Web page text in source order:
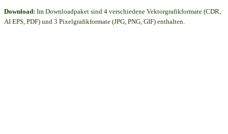
Download: Im Downloadpaket sind 4 verschiedene Vektorgrafikformate (CDR,
AI EPS, PDF) und 3 Pixelgrafikformate (JPG, PNG, GIF) enthalten.